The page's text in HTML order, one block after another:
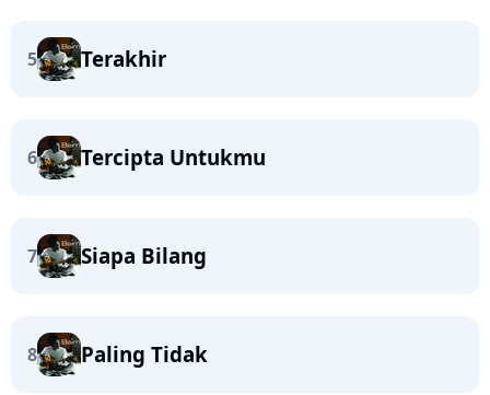
5 Terakhir
6 Tercipta Untukmu
7 Siapa Bilang
8 Paling Tidak